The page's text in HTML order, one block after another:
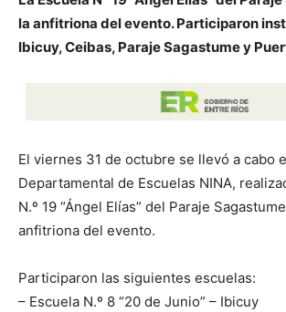
la anfitriona del evento. Participaron
Ibicuy, Ceibas, Paraje Sagastume y
El viernes 31 de octubre se llevó a cabo
Departamental de Escuelas NINA,
N.º 19 “Ángel Elías” del Paraje
anfitriona del evento.
Participaron las siguientes escuelas:
– Escuela N.º 8 “20 de Junio” – Ibicuy